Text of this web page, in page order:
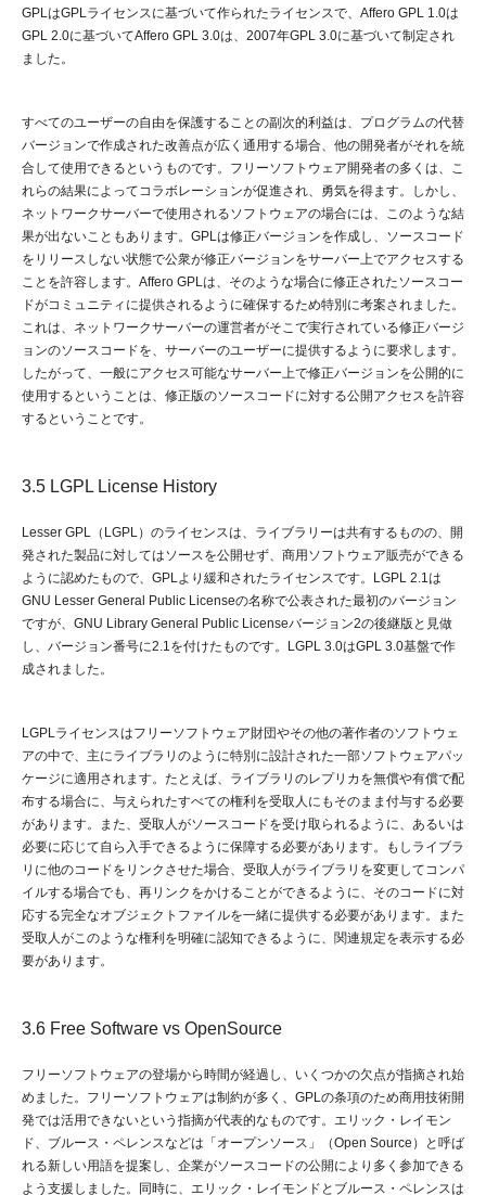
GPLはGPLライセンスに基づいて作られたライセンスで、Affero GPL 1.0は
GPL 2.0に基づいてAffero GPL 3.0は、2007年GPL 3.0に基づいて制定され
ました。
すべてのユーザーの自由を保護することの副次的利益は、プログラムの代替
バージョンで作成された改善点が広く通用する場合、他の開発者がそれを統
合して使用できるというものです。フリーソフトウェア開発者の多くは、こ
れらの結果によってコラボレーションが促進され、勇気を得ます。しかし、
ネットワークサーバーで使用されるソフトウェアの場合には、このような結
果が出ないこともあります。GPLは修正バージョンを作成し、ソースコード
をリリースしない状態で公衆が修正バージョンをサーバー上でアクセスする
ことを許容します。Affero GPLは、そのような場合に修正されたソースコー
ドがコミュニティに提供されるように確保するため特別に考案されました。
これは、ネットワークサーバーの運営者がそこで実行されている修正バージ
ョンのソースコードを、サーバーのユーザーに提供するように要求します。
したがって、一般にアクセス可能なサーバー上で修正バージョンを公開的に
使用するということは、修正版のソースコードに対する公開アクセスを許容
するということです。
3.5 LGPL License History
Lesser GPL（LGPL）のライセンスは、ライブラリーは共有するものの、開
発された製品に対してはソースを公開せず、商用ソフトウェア販売ができる
ように認めたもので、GPLより緩和されたライセンスです。LGPL 2.1は
GNU Lesser General Public Licenseの名称で公表された最初のバージョン
ですが、GNU Library General Public Licenseバージョン2の後継版と見做
し、バージョン番号に2.1を付けたものです。LGPL 3.0はGPL 3.0基盤で作
成されました。
LGPLライセンスはフリーソフトウェア財団やその他の著作者のソフトウェ
アの中で、主にライブラリのように特別に設計された一部ソフトウェアパッ
ケージに適用されます。たとえば、ライブラリのレプリカを無償や有償で配
布する場合に、与えられたすべての権利を受取人にもそのまま付与する必要
があります。また、受取人がソースコードを受け取られるように、あるいは
必要に応じて自ら入手できるように保障する必要があります。もしライブラ
リに他のコードをリンクさせた場合、受取人がライブラリを変更してコンパ
イルする場合でも、再リンクをかけることができるように、そのコードに対
応する完全なオブジェクトファイルを一緒に提供する必要があります。また
受取人がこのような権利を明確に認知できるように、関連規定を表示する必
要があります。
3.6 Free Software vs OpenSource
フリーソフトウェアの登場から時間が経過し、いくつかの欠点が指摘され始
めました。フリーソフトウェアは制約が多く、GPLの条項のため商用技術開
発では活用できないという指摘が代表的なものです。エリック・レイモン
ド、ブルース・ペレンスなどは「オープンソース」（Open Source）と呼ば
れる新しい用語を提案し、企業がソースコードの公開により多く参加できる
よう支援しました。同時に、エリック・レイモンドとブルース・ペレンスは